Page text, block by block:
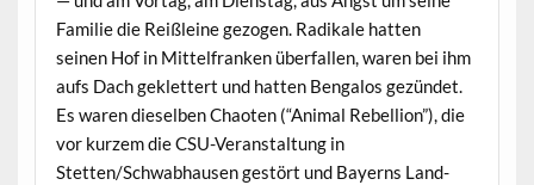
Fam­i­lie die Reißleine gezo­gen. Radikale hat­ten
seinen Hof in Mit­tel­franken über­fall­en, waren bei ihm
aufs Dach gek­let­tert und hat­ten Ben­ga­los gezün­det.
Es waren diesel­ben Chaoten (“Ani­mal Rebel­lion”), die
vor kurzem die CSU-Ver­anstal­tung in
Stetten/Schwabhausen gestört und Bay­erns Land­